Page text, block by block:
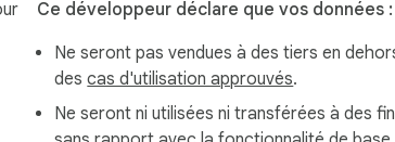
Ce développeur déclare que vos données :
Ne seront pas vendues à des tiers en
descas d'utilisation approuvés.
Ne seront ni utilisées ni transférées à des